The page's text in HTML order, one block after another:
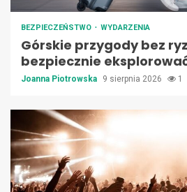
BEZPIECZEŃSTWO WYDARZENIA
Górskie przygody bez
bezpiecznie
Joanna Piotrowska 9 sierpnia 2026 1